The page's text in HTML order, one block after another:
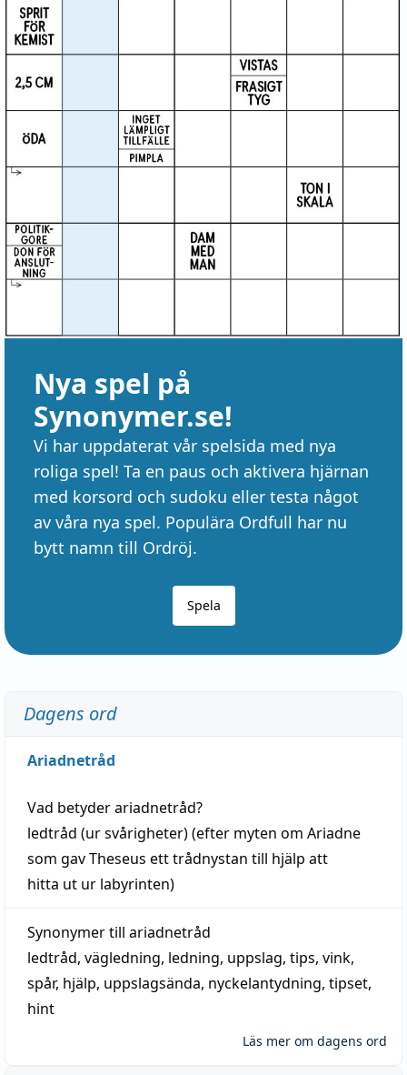
Nya spel på
Synonymer.se!
Vi har uppdaterat vår spelsida med nya
roliga spel! Ta en paus och aktivera hjärnan
med korsord och sudoku eller testa något
av våra nya spel. Populära Ordfull har nu
bytt namn till Ordröj.
Spela
Dagens ord
Ariadnetråd
Vad betyderariadnetråd?
ledtråd (ur svårigheter) (efter myten om Ariadne
som gav Theseus ett trådnystan till hjälp att
hitta ut ur labyrinten)
Synonymer till ariadnetråd
ledtråd, vägledning, ledning, uppslag, tips, vink,
spår, hjälp, uppslagsända, nyckelantydning, tipset,
hint
Läs mer om dagens ord